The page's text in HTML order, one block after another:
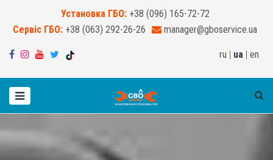
Установка ГБО: +38 (096) 165-72-72
Сервіс ГБО: +38 (063) 292-26-26 manager@gboservice.ua
ru | ua | en